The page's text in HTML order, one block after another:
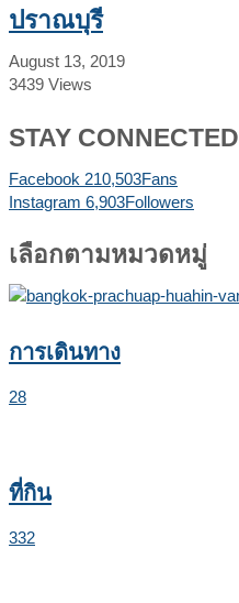
ปราณบุรี
August 13, 2019
3439 Views
STAY CONNECTED
Facebook 210,503Fans
Instagram 6,903Followers
เลือกตามหมวดหมู่
การเดินทาง
28
ที่กิน
332